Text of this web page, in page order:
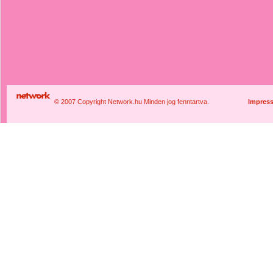
© 2007 Copyright Network.hu Minden jog fenntartva.